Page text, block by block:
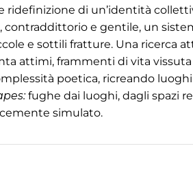
ridefinizione di un’identità
contraddittorio e gentile, un
e sottili fratture. Una ricerca
attimi, frammenti di vita
poetica, ricreando
fughe dai luoghi, dagli spazi
simulato.